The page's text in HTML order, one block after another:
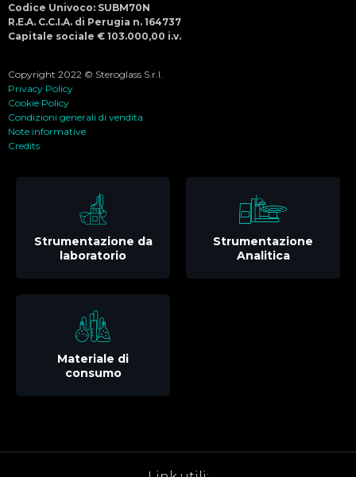
Codice Univoco: SUBM70N
R.E.A. C.C.I.A. di Perugia n. 164737
Capitale sociale € 103.000,00 i.v.
Copyright 2022 © Steroglass S.r.l.
Privacy Policy
Cookie Policy
Condizioni generali di vendita
Note informative
Credits
Strumentazione da
laboratorio
Strumentazione
Analitica
Materiale di
consumo